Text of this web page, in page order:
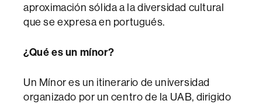
aproximación sólida a la diversidad cultural
que se expresa en portugués.
¿Qué es un mínor?
Un Mínor es un itinerario de universidad
organizado por un centro de la UAB, dirigido